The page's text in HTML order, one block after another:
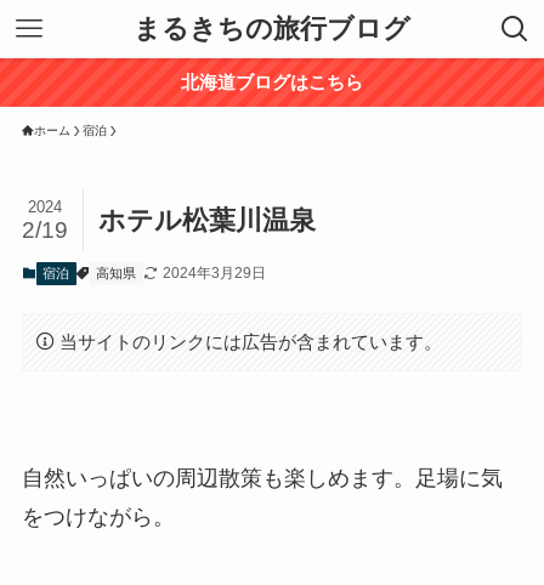
まるきちの旅行ブログ
北海道ブログはこちら
ホーム 宿泊
ホテル松葉川温泉
2024
2/19
宿泊 高知県 2024年3月29日
当サイトのリンクには広告が含まれています。
自然いっぱいの周辺散策も楽しめます。足場に気
をつけながら。